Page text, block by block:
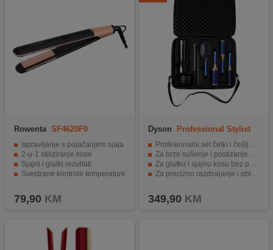
Rowenta SF4620F0
Ispravljanje s pojačanjem sjaja
2-u-1 stiliziranje kose
Sjajni i glatki rezultati
Svestrane kontrole temperature
79,90 KM
Dyson
Professional Stylist
Profesionalni set četki i češljeva
Za brzo sušenje i postizanje volumena
Za glatku i sjajnu kosu bez petljanja
Za precizno razdvajanje i oblikovanje frizura
349,90 KM